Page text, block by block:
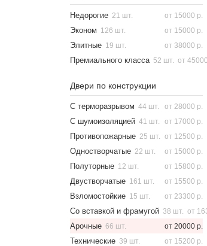
Недорогие 21 шт. от 15000 р.
Эконом 126 шт. от 15000 р.
Элитные 19 шт. от 38000 р.
Премиального класса 52 шт. от
Двери по конструкции
C терморазрывом 44 шт. от 28000 р.
С шумоизоляцией 41 шт. от 17000 р.
Противопожарные 25 шт. от 12500 р.
Одностворчатые 22 шт. от 15000 р.
Полуторные 12 шт. от 15800 р.
Двустворчатые 161 шт. от 15500 р.
Взломостойкие 15 шт. от 23300 р.
Со вставкой и фрамугой 38 шт. от
Арочные 66 шт. от 20000 р.
Технические 39 шт. от 15200 р.